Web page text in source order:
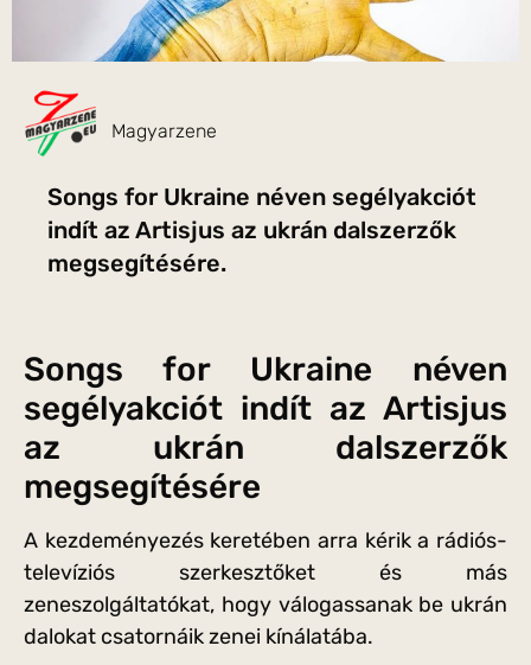
Magyarzene
Songs for Ukraine néven segélyakciót
indít az Artisjus az ukrán dalszerzők
megsegítésére.
Songs for Ukraine néven
segélyakciót indít az Artisjus
az ukrán dalszerzők
megsegítésére
A kezdeményezés keretében arra kérik a rádiós-
televíziós szerkesztőket és más
zeneszolgáltatókat, hogy válogassanak be ukrán
dalokat csatornáik zenei kínálatába.